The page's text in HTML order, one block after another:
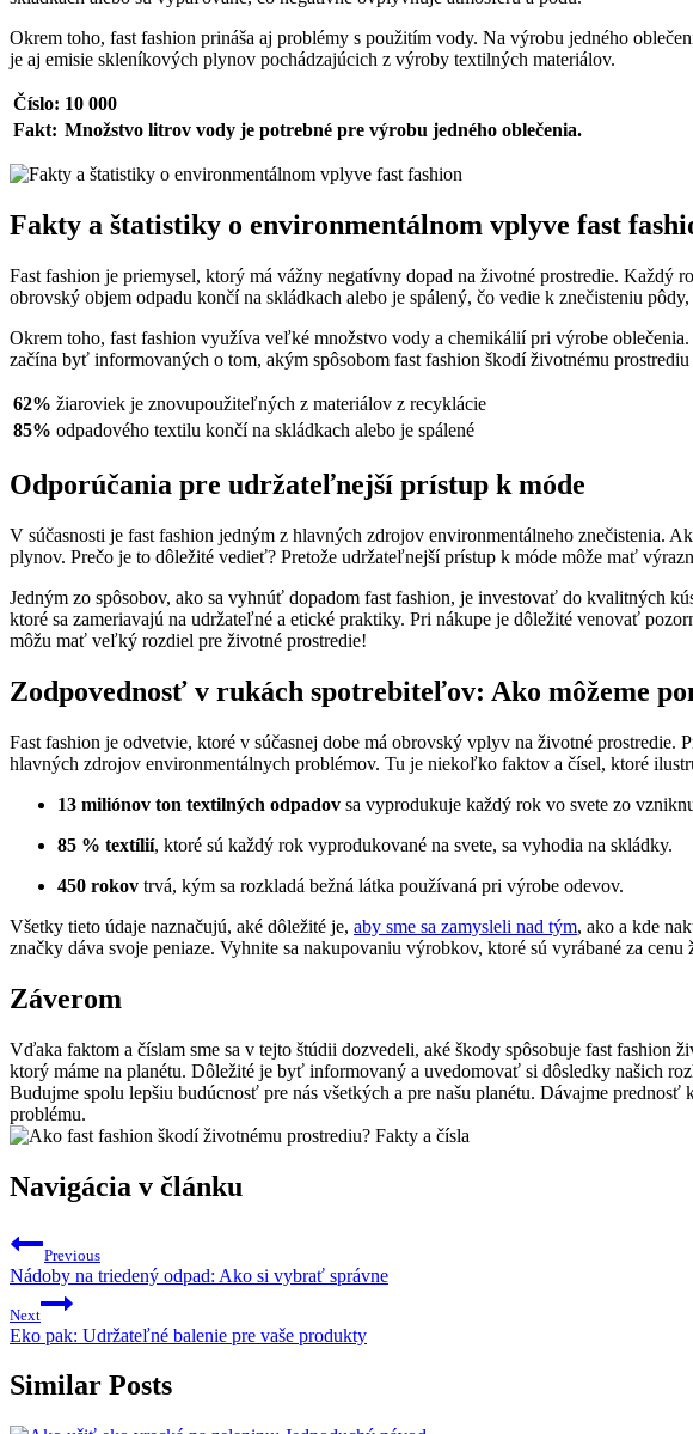
Okrem toho, fast fashion prináša aj problémy s použitím vody. Na výrobu jedného
je aj emisie skleníkových plynov pochádzajúcich z výroby textilných materiálov.
Číslo: 10 000
Fakt: Množstvo litrov vody je potrebné pre výrobu jedného oblečenia.
Fakty a štatistiky o environmentálnom vplyve fast
Fast fashion je priemysel, ktorý má vážny negatívny dopad na životné prostredie.
obrovský objem odpadu končí na skládkach alebo je spálený, čo vedie k znečisteniu
Okrem toho, fast fashion využíva veľké množstvo vody a chemikálií pri výrobe
začína byť informovaných o tom, akým spôsobom fast fashion škodí životnému
62% žiaroviek je znovupoužiteľných z materiálov z recyklácie
85% odpadového textilu končí na skládkach alebo je spálené
Odporúčania pre udržateľnejší prístup k móde
V súčasnosti je fast fashion jedným z hlavných zdrojov environmentálneho znečistenia.
plynov. Prečo je to dôležité vedieť? Pretože udržateľnejší prístup k móde môže mať
Jedným zo spôsobov, ako sa vyhnúť dopadom fast fashion, je investovať do kvalitných
ktoré sa zameriavajú na udržateľné a etické praktiky. Pri nákupe je dôležité venovať
môžu mať veľký rozdiel pre životné prostredie!
Zodpovednosť v rukách spotrebiteľov: Ako môžeme
Fast fashion je odvetvie, ktoré v súčasnej dobe má obrovský vplyv na životné
hlavných zdrojov environmentálnych problémov. Tu je niekoľko faktov a čísel, ktoré
13 miliónov ton textilných odpadov sa vyprodukuje každý rok vo svete zo
85 % textílií, ktoré sú každý rok vyprodukované na svete, sa vyhodia na skládky.
450 rokov trvá, kým sa rozkladá bežná látka používaná pri výrobe odevov.
Všetky tieto údaje naznačujú, aké dôležité je, aby sme sa zamysleli nad tým, ako a kde
značky dáva svoje peniaze. Vyhnite sa nakupovaniu výrobkov, ktoré sú vyrábané za
Záverom
Vďaka faktom a číslam sme sa v tejto štúdii dozvedeli, aké škody spôsobuje fast fashion
ktorý máme na planétu. Dôležité je byť informovaný a uvedomovať si dôsledky našich
Budujme spolu lepšiu budúcnosť pre nás všetkých a pre našu planétu. Dávajme
problému.
Navigácia v článku
Previous
Nádoby na triedený odpad: Ako si vybrať správne
Next
Eko pak: Udržateľné balenie pre vaše produkty
Similar Posts